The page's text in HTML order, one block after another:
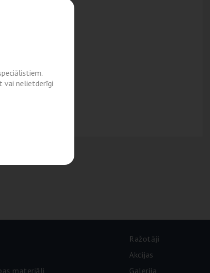
vai nelietderīgi
materiāli
Ražotāji
Akcijas
Galerija